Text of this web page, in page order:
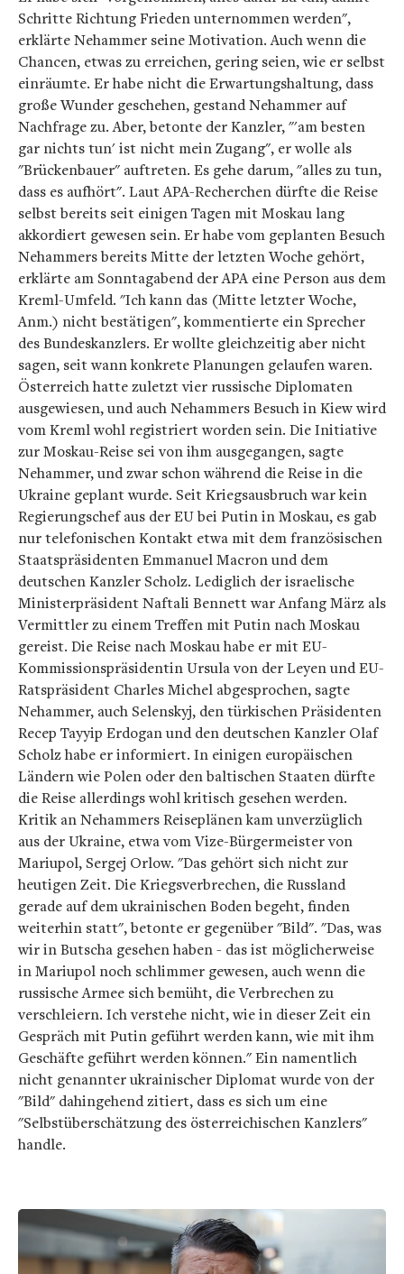
Schritte Richtung Frieden unternommen werden",
erklärte Nehammer seine Motivation. Auch wenn die
Chancen, etwas zu erreichen, gering seien, wie er selbst
einräumte. Er habe nicht die Erwartungshaltung, dass
große Wunder geschehen, gestand Nehammer auf
Nachfrage zu. Aber, betonte der Kanzler, "'am besten
gar nichts tun' ist nicht mein Zugang", er wolle als
"Brückenbauer" auftreten. Es gehe darum, "alles zu tun,
dass es aufhört". Laut APA-Recherchen dürfte die Reise
selbst bereits seit einigen Tagen mit Moskau lang
akkordiert gewesen sein. Er habe vom geplanten Besuch
Nehammers bereits Mitte der letzten Woche gehört,
erklärte am Sonntagabend der APA eine Person aus dem
Kreml-Umfeld. "Ich kann das (Mitte letzter Woche,
Anm.) nicht bestätigen", kommentierte ein Sprecher
des Bundeskanzlers. Er wollte gleichzeitig aber nicht
sagen, seit wann konkrete Planungen gelaufen waren.
Österreich hatte zuletzt vier russische Diplomaten
ausgewiesen, und auch Nehammers Besuch in Kiew wird
vom Kreml wohl registriert worden sein. Die Initiative
zur Moskau-Reise sei von ihm ausgegangen, sagte
Nehammer, und zwar schon während die Reise in die
Ukraine geplant wurde. Seit Kriegsausbruch war kein
Regierungschef aus der EU bei Putin in Moskau, es gab
nur telefonischen Kontakt etwa mit dem französischen
Staatspräsidenten Emmanuel Macron und dem
deutschen Kanzler Scholz. Lediglich der israelische
Ministerpräsident Naftali Bennett war Anfang März als
Vermittler zu einem Treffen mit Putin nach Moskau
gereist. Die Reise nach Moskau habe er mit EU-
Kommissionspräsidentin Ursula von der Leyen und EU-
Ratspräsident Charles Michel abgesprochen, sagte
Nehammer, auch Selenskyj, den türkischen Präsidenten
Recep Tayyip Erdogan und den deutschen Kanzler Olaf
Scholz habe er informiert. In einigen europäischen
Ländern wie Polen oder den baltischen Staaten dürfte
die Reise allerdings wohl kritisch gesehen werden.
Kritik an Nehammers Reiseplänen kam unverzüglich
aus der Ukraine, etwa vom Vize-Bürgermeister von
Mariupol, Sergej Orlow. "Das gehört sich nicht zur
heutigen Zeit. Die Kriegsverbrechen, die Russland
gerade auf dem ukrainischen Boden begeht, finden
weiterhin statt", betonte er gegenüber "Bild". "Das, was
wir in Butscha gesehen haben - das ist möglicherweise
in Mariupol noch schlimmer gewesen, auch wenn die
russische Armee sich bemüht, die Verbrechen zu
verschleiern. Ich verstehe nicht, wie in dieser Zeit ein
Gespräch mit Putin geführt werden kann, wie mit ihm
Geschäfte geführt werden können." Ein namentlich
nicht genannter ukrainischer Diplomat wurde von der
"Bild" dahingehend zitiert, dass es sich um eine
"Selbstüberschätzung des österreichischen Kanzlers"
handle.